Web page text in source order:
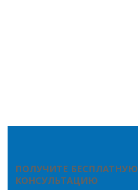
ПОЛУЧИТЕ БЕСПЛАТНУЮ
КОНСУЛЬТАЦИЮ